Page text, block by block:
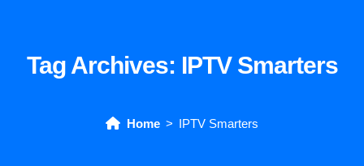
Tag Archives: IPTV Smarters
Home IPTV Smarters